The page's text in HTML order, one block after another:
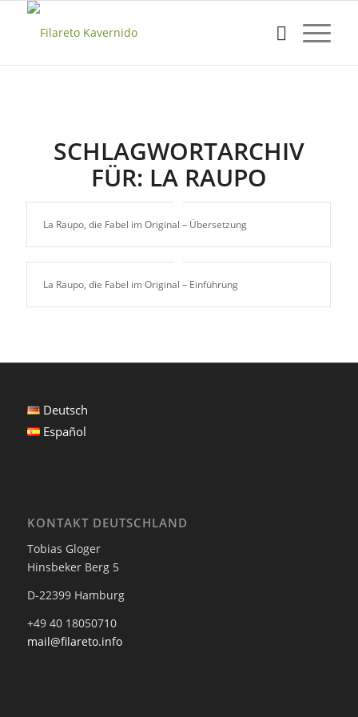
SCHLAGWORTARCHIV
FÜR: LA RAUPO
La Raupo, die Fabel im Original – Übersetzung
La Raupo, die Fabel im Original – Einführung
Deutsch
Español
KONTAKT DEUTSCHLAND
Tobias Gloger
Hinsbeker Berg 5
D-22399 Hamburg
+49 40 18050710
mail@filareto.info